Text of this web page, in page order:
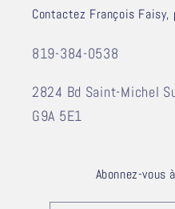
Contactez François
819-384-0538
2824 Bd Saint-Michel
G9A 5E1
Abonnez-